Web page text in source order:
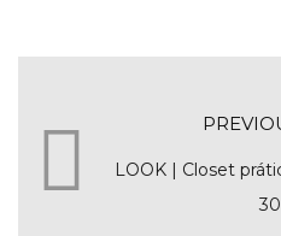
LOOK | Closet